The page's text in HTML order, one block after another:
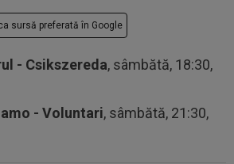
sursă preferată în Google
- Csikszereda, sâmbătă, 18:30,
- Voluntari, sâmbătă, 21:30,